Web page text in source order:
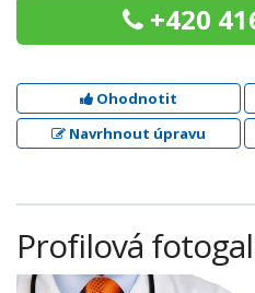
+420
Ohodnotit
Navrhnout úpravu
Profilová